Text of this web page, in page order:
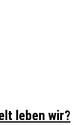
leben wir?